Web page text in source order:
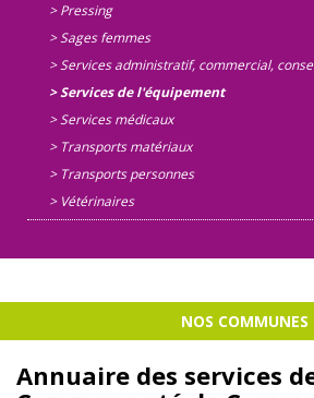
> Pressing
> Sages femmes
> Services administratif, commercial,
> Services de l'équipement
> Services médicaux
> Transports matériaux
> Transports personnes
> Vétérinaires
NOS COMMUNES
Annuaire des services